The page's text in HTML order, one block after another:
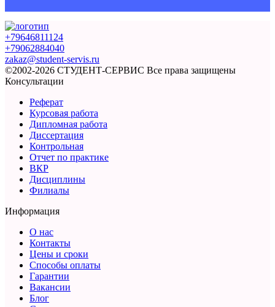
+79646811124
+79062884040
zakaz@student-servis.ru
©2002-2026 СТУДЕНТ-СЕРВИС Все права защищены
Консультации
Реферат
Курсовая работа
Дипломная работа
Диссертация
Контрольная
Отчет по практике
ВКР
Дисциплины
Филиалы
Информация
О нас
Контакты
Цены и сроки
Способы оплаты
Гарантии
Вакансии
Блог